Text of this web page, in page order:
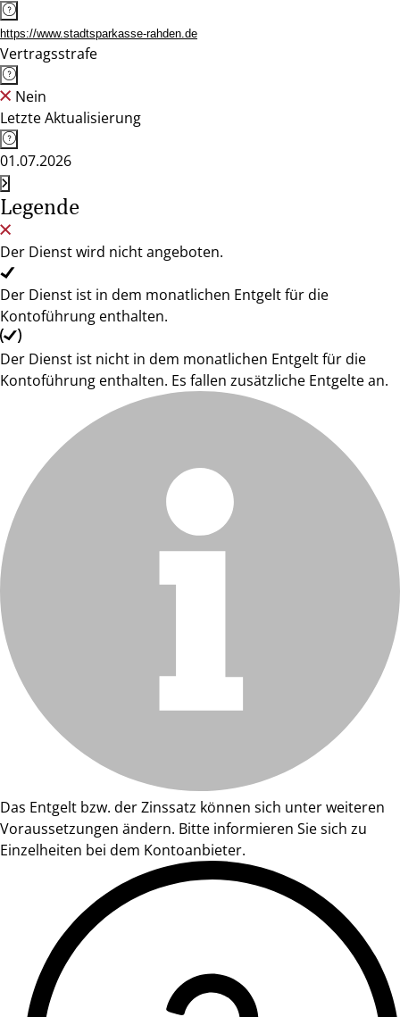
https://www.stadtsparkasse-rahden.de
Vertragsstrafe
Nein
Letzte Aktualisierung
01.07.2026
Legende
Der Dienst wird nicht angeboten.
Der Dienst ist in dem monatlichen Entgelt für die
Kontoführung enthalten.
Der Dienst ist nicht in dem monatlichen Entgelt für die
Kontoführung enthalten. Es fallen zusätzliche Entgelte an.
Das Entgelt bzw. der Zinssatz können sich unter weiteren
Voraussetzungen ändern. Bitte informieren Sie sich zu
Einzelheiten bei dem Kontoanbieter.